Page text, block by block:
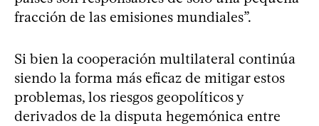
fracción de las emisiones mundiales”.
Si bien la cooperación multilateral continúa
siendo la forma más eficaz de mitigar estos
problemas, los riesgos geopolíticos y
derivados de la disputa hegemónica entre